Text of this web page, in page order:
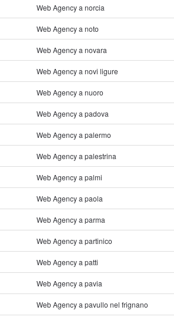
Web Agency a norcia
Web Agency a noto
Web Agency a novara
Web Agency a novi ligure
Web Agency a nuoro
Web Agency a padova
Web Agency a palermo
Web Agency a palestrina
Web Agency a palmi
Web Agency a paola
Web Agency a parma
Web Agency a partinico
Web Agency a patti
Web Agency a pavia
Web Agency a pavullo nel frignano